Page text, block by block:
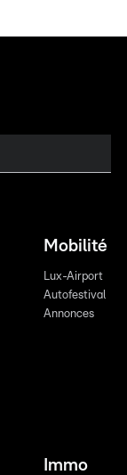
Mobilité
Lux-Airport
Autofestival
Annonces
Immo